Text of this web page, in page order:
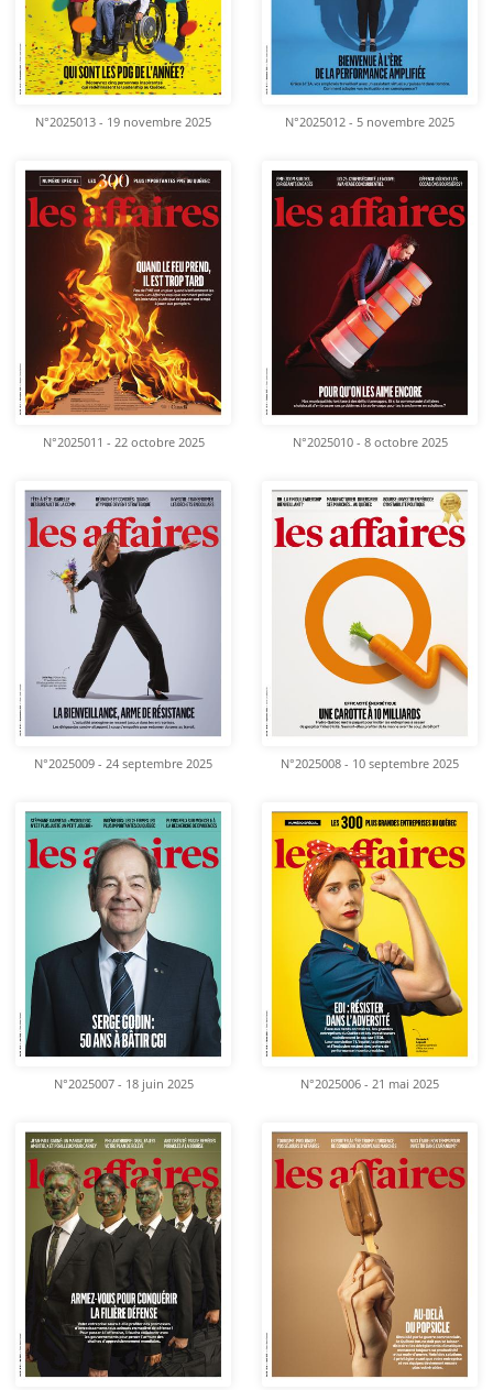
N°2025013 - 19 novembre 2025 N°2025012 - 5 novembre 2025
N°2025011 - 22 octobre 2025 N°2025010 - 8 octobre 2025
N°2025009 - 24 septembre 2025 N°2025008 - 10 septembre 2025
N°2025007 - 18 juin 2025 N°2025006 - 21 mai 2025